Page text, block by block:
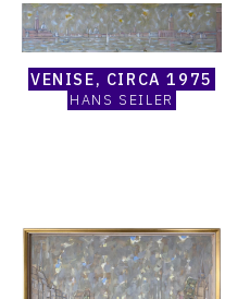
Seiler,
Venise,
circa
1975
VENISE, CIRCA 1975
HANS SEILER
raisonné,
Hans
Seiler,